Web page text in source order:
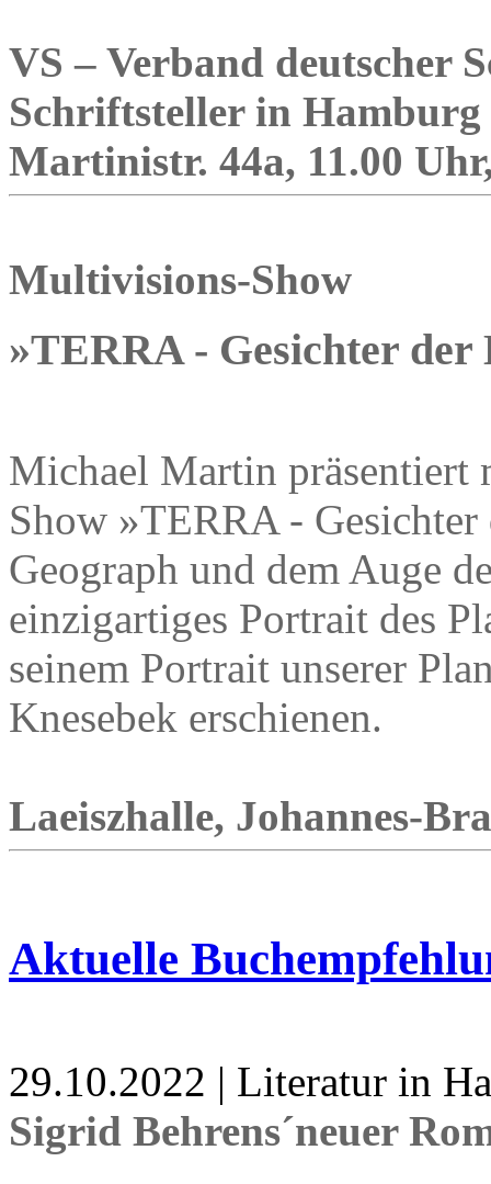
VS – Verband deutscher
Schriftsteller in
Martinistr. 44a, 11.00
Multivisions-Show
»TERRA - Gesichter der
Michael Martin präsentiert
Show »TERRA -
Geograph und dem Auge
einzigartiges Portrait des
seinem Portrait unserer
Knesebek erschienen.
Laeiszhalle, Johannes-
Aktuelle
29.10.2022 | Literatur in
Sigrid Behrens´neuer